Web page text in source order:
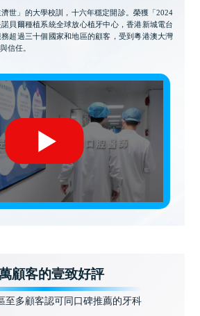
世」的大學校訓，十六年穩定開診。榮獲「2024
貝爾種植系統全球放心植牙中心，香港新城電台
超過三十個國家和地區的顧客，受到粵港澳大灣
信任。
顧客的壹致好評
至多顧客認可同口碑推薦的牙科